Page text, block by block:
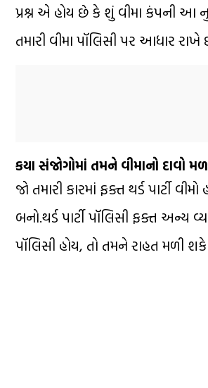
પ્રશ્ન એ હોય છે કે શું વીમા કંપની આ
તમારી વીમા પૉલિસી પર આધાર રાખે
કયા સંજોગોમાં તમને વીમાનો દાવો
જો તમારી કારમાં ફક્ત થર્ડ પાર્ટી
બનો.થર્ડ પાર્ટી પૉલિસી ફક્ત
પૉલિસી હોય, તો તમને રાહત મળી